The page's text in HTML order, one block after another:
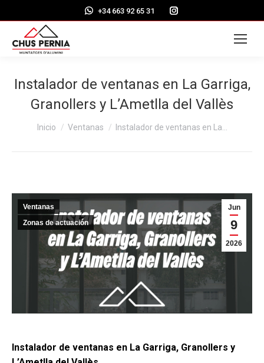
+34 663 92 65 31
Instagram
page
window
Instalador de ventanas en La Garriga,
Granollers y L’Ametlla del Vallès
Estás aquí:
Inicio Ventanas Instalador de ventanas en La…
Jun
9
2026
Ventanas
Zonas de actuación
Instalador de ventanas en La Garriga, Granollers y